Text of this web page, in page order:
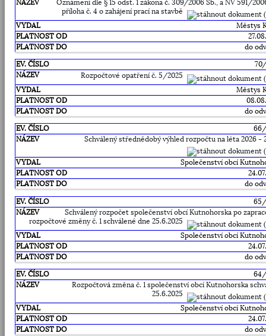
Oznámení dle § 15 odst. 1 zákona č. 309/2006 Sb., a NV 591/
příloha č. 4 o zahájení prací na stavbě
Městys
do
Rozpočtové opatření č. 5/2025
Městys
do
Schválený střednědobý výhled rozpočtu na léta 2026 -
Společenství obcí
do
Schválený rozpočet společenství obcí Kutnohorska po
rozpočtové změny č. 1 schválené dne 25.6.2025
Společenství obcí
do
Rozpočtová změna č. 1 společenství obcí Kutnohorska
25.6.2025
Společenství obcí
do